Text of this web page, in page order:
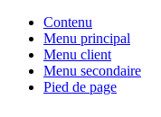
Contenu
Menu principal
Menu client
Menu secondaire
Pied de page